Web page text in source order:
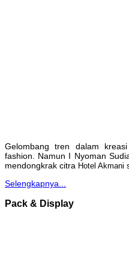
Gelombang tren dalam
fashion. Namun I Nyoman
mendongkrak citra Hotel Akmani
Selengkapnya...
Pack & Display